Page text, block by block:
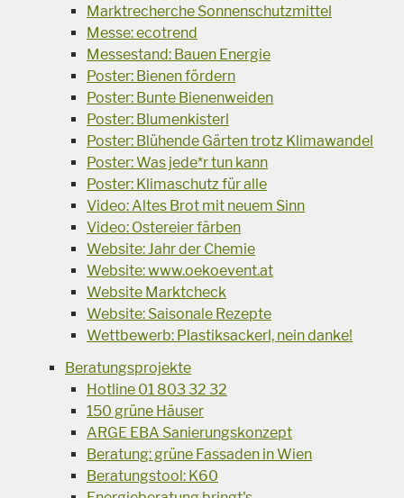
Marktrecherche Sonnenschutzmittel
Messe: ecotrend
Messestand: Bauen Energie
Poster: Bienen fördern
Poster: Bunte Bienenweiden
Poster: Blumenkisterl
Poster: Blühende Gärten trotz Klimawandel
Poster: Was jede*r tun kann
Poster: Klimaschutz für alle
Video: Altes Brot mit neuem Sinn
Video: Ostereier färben
Website: Jahr der Chemie
Website: www.oekoevent.at
Website Marktcheck
Website: Saisonale Rezepte
Wettbewerb: Plastiksackerl, nein danke!
Beratungsprojekte
Hotline 01 803 32 32
150 grüne Häuser
ARGE EBA Sanierungskonzept
Beratung: grüne Fassaden in Wien
Beratungstool: K60